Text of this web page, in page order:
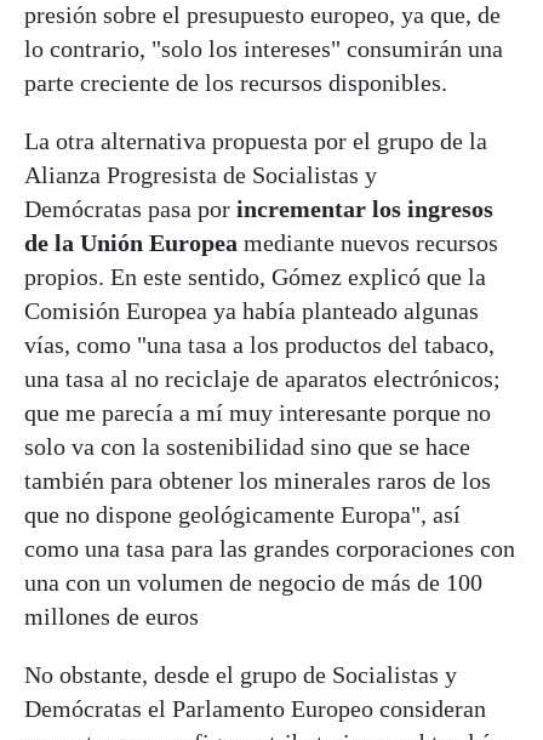
presión sobre el presupuesto europeo, ya que, de
lo contrario, "solo los intereses" consumirán una
parte creciente de los recursos disponibles.
La otra alternativa propuesta por el grupo de la
Alianza Progresista de Socialistas y
Demócratas pasa por incrementar los ingresos
de la Unión Europea mediante nuevos recursos
propios. En este sentido, Gómez explicó que la
Comisión Europea ya había planteado algunas
vías, como "una tasa a los productos del tabaco,
una tasa al no reciclaje de aparatos electrónicos;
que me parecía a mí muy interesante porque no
solo va con la sostenibilidad sino que se hace
también para obtener los minerales raros de los
que no dispone geológicamente Europa", así
como una tasa para las grandes corporaciones con
una con un volumen de negocio de más de 100
millones de euros
No obstante, desde el grupo de Socialistas y
Demócratas el Parlamento Europeo consideran